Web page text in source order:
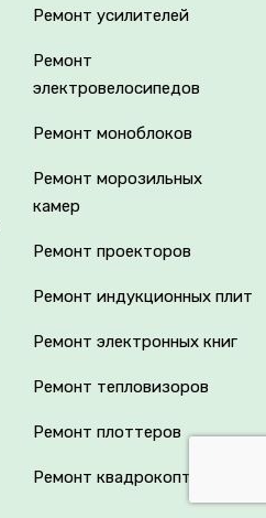
Ремонт усилителей
Ремонт
электровелосипедов
Ремонт моноблоков
Ремонт морозильных
камер
Ремонт проекторов
Ремонт индукционных плит
Ремонт электронных книг
Ремонт тепловизоров
Ремонт плоттеров
Ремонт квадрокоптеров